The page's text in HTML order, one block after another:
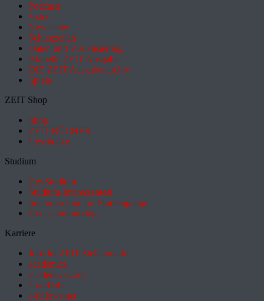
Podcasts
Video
Newsletter
Schlagzeilen
Daten und Visualisierung
Aktuelle ZEIT-Ausgabe
DIE ZEIT Ausgabenarchiv
Spiele
ZEIT Shop
Shop
ZEIT BÜCHER
Geschenke
Studium
HeyStudium
Studium-Interessentest
Suchmaschine für Studiengänge
Hochschulranking
Karriere
Jobs im ZEIT Stellenmarkt
academics
academics.com
GoodJobs
e-fellows.net